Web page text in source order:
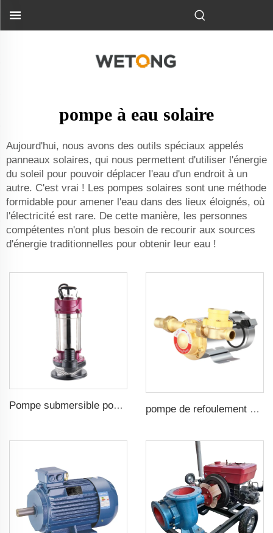
pompe à eau solaire
Aujourd'hui, nous avons des outils spéciaux appelés
panneaux solaires, qui nous permettent d'utiliser l'énergie
du soleil pour pouvoir déplacer l'eau d'un endroit à un
autre. C'est vrai ! Les pompes solaires sont une méthode
formidable pour amener l'eau dans des lieux éloignés, où
l'électricité est rare. De cette manière, les personnes
compétentes n'ont plus besoin de recourir aux sources
d'énergie traditionnelles pour obtenir leur eau !
Pompe submersible pour eaux sales pompe de refoulement automatique domestique 160 psi